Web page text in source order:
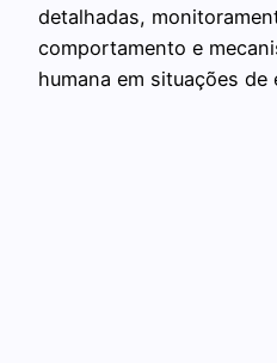
detalhadas,
comportamento e
humana em situações de